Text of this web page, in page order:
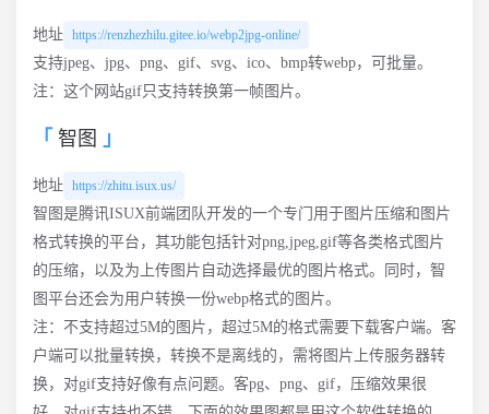
地址 https://renzhezhilu.gitee.io/webp2jpg-online/
支持jpeg、jpg、png、gif、svg、ico、bmp转webp，可批量。
注：这个网站gif只支持转换第一帧图片。
智图
地址 https://zhitu.isux.us/
智图是腾讯ISUX前端团队开发的一个专门用于图片压缩和图片
格式转换的平台，其功能包括针对png,jpeg,gif等各类格式图片
的压缩，以及为上传图片自动选择最优的图片格式。同时，智
图平台还会为用户转换一份webp格式的图片。
注：不支持超过5M的图片，超过5M的格式需要下载客户端。客
户端可以批量转换，转换不是离线的，需将图片上传服务器转
换，对gif支持好像有点问题。客pg、png、gif，压缩效果很